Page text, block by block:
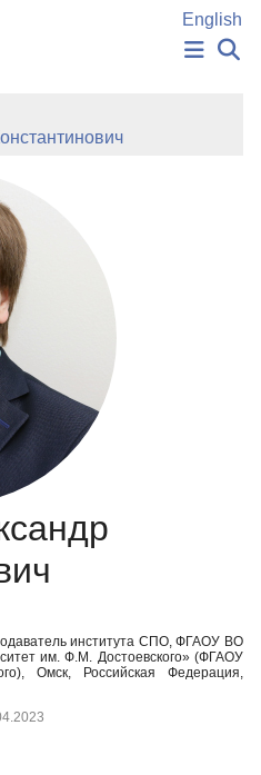
English
СЛОВА
института СПО, ФГАОУ ВО
им. Ф.М. Достоевского» (ФГАОУ
Омск, Российская Федерация,